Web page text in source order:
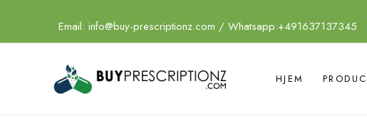
til
Email: info@buy-prescriptionz.com / Whatsapp:+491637137345
HJEM